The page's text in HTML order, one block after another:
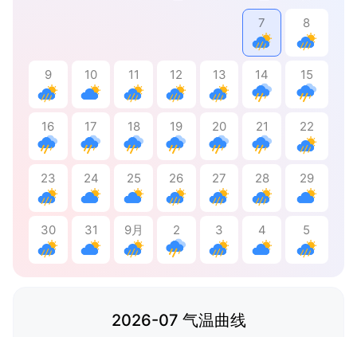
7 8
9 10 11 12 13 14 15
16 17 18 19 20 21 22
23 24 25 26 27 28 29
30 31 9月 2 3 4 5
2026-07 气温曲线